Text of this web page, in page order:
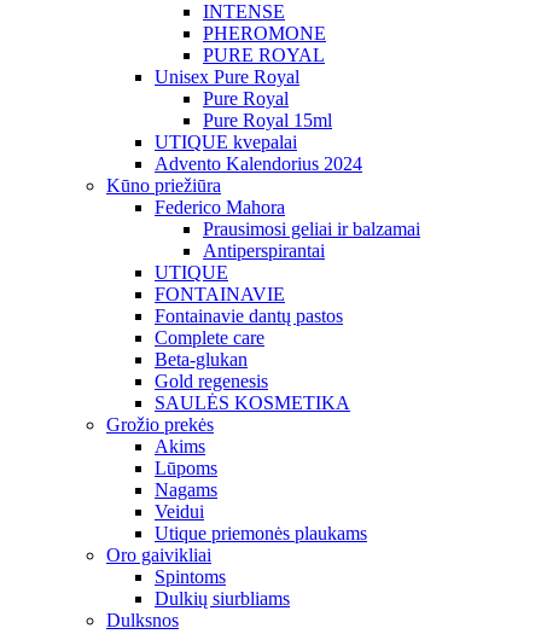
INTENSE
PHEROMONE
PURE ROYAL
Unisex Pure Royal
Pure Royal
Pure Royal 15ml
UTIQUE kvepalai
Advento Kalendorius 2024
Kūno priežiūra
Federico Mahora
Prausimosi geliai ir balzamai
Antiperspirantai
UTIQUE
FONTAINAVIE
Fontainavie dantų pastos
Complete care
Beta-glukan
Gold regenesis
SAULĖS KOSMETIKA
Grožio prekės
Akims
Lūpoms
Nagams
Veidui
Utique priemonės plaukams
Oro gaivikliai
Spintoms
Dulkių siurbliams
Dulksnos